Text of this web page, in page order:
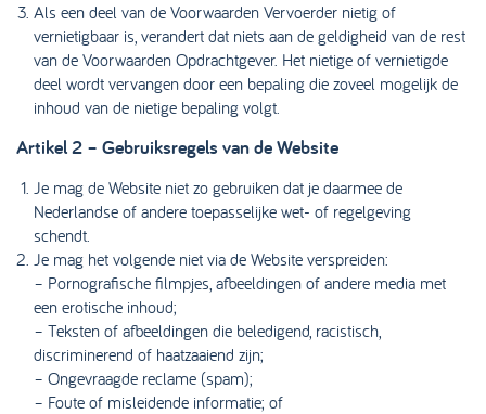
Als een deel van de Voorwaarden Vervoerder nietig of
vernietigbaar is, verandert dat niets aan de geldigheid van de rest
van de Voorwaarden Opdrachtgever. Het nietige of vernietigde
deel wordt vervangen door een bepaling die zoveel mogelijk de
inhoud van de nietige bepaling volgt.
Artikel 2 – Gebruiksregels van de Website
Je mag de Website niet zo gebruiken dat je daarmee de
Nederlandse of andere toepasselijke wet- of regelgeving
schendt.
Je mag het volgende niet via de Website verspreiden:
– Pornografische filmpjes, afbeeldingen of andere media met
een erotische inhoud;
– Teksten of afbeeldingen die beledigend, racistisch,
discriminerend of haatzaaiend zijn;
– Ongevraagde reclame (spam);
– Foute of misleidende informatie; of